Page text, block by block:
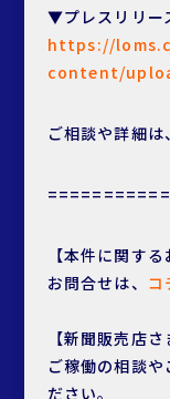
▼プレスリリー
https://
content/
ご相談や詳細は
【本件に関す
お問合せは、 コ
【新聞販売店さ
ご稼働の相談や
ださい。